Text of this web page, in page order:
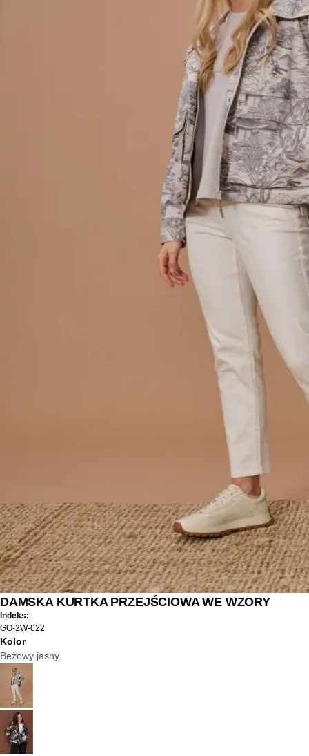
DAMSKA KURTKA PRZEJŚCIOWA WE WZORY
Indeks:
GO-2W-022
Kolor
Beżowy jasny